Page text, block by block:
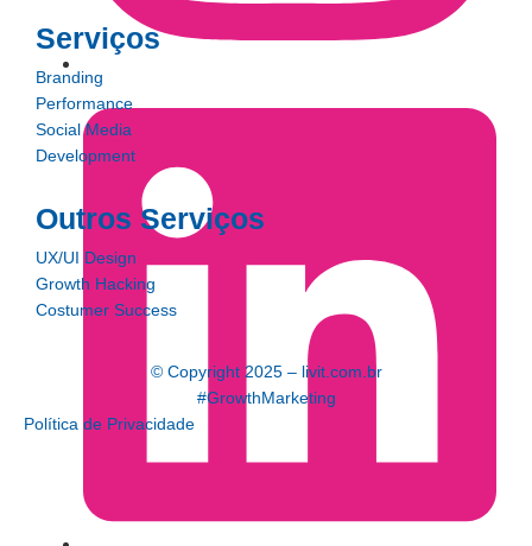
Serviços
Branding
Performance
Social Media
Development
Outros Serviços
UX/UI Design
Growth Hacking
Costumer Success
© Copyright 2025 – livit.com.br
#GrowthMarketing
Política de Privacidade